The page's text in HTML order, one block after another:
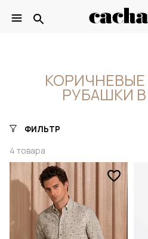
РУБАШКИ
ФИЛЬТР
4 товара